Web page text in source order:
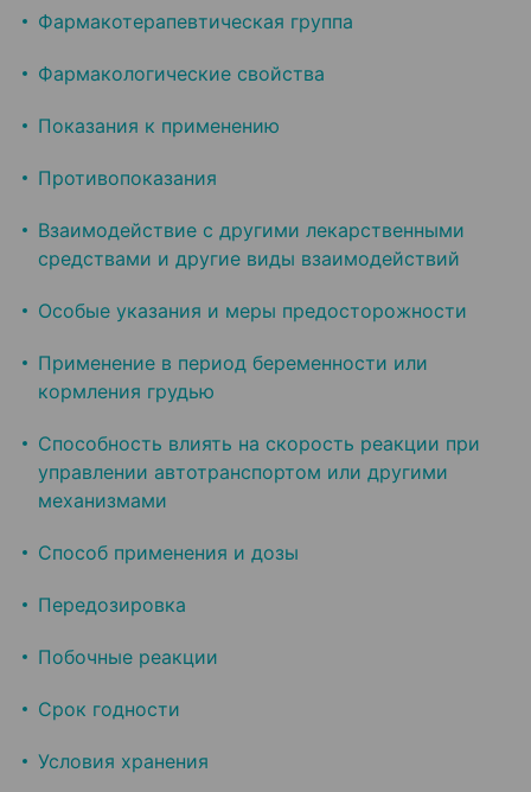
Фармакотерапевтическая группа
Фармакологические свойства
Показания к применению
Противопоказания
Взаимодействие с другими лекарственными
средствами и другие виды взаимодействий
Особые указания и меры предосторожности
Применение в период беременности или
кормления грудью
Способность влиять на скорость реакции при
управлении автотранспортом или другими
механизмами
Способ применения и дозы
Передозировка
Побочные реакции
Срок годности
Условия хранения